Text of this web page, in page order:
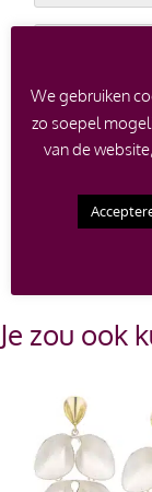
Vul twee
Je zou ook
We gebruiken
zo soepel
van de